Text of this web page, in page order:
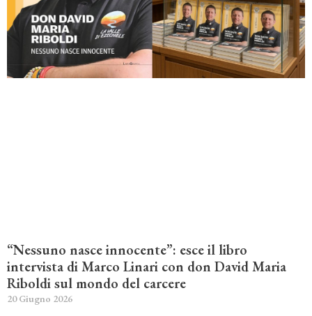
“Nessuno nasce innocente”: esce il libro
intervista di Marco Linari con don David Maria
Riboldi sul mondo del carcere
20 Giugno 2026